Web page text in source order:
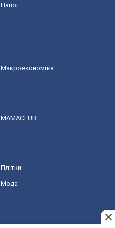
Напої
Макроекономіка
MAMACLUB
Плітки
Мода